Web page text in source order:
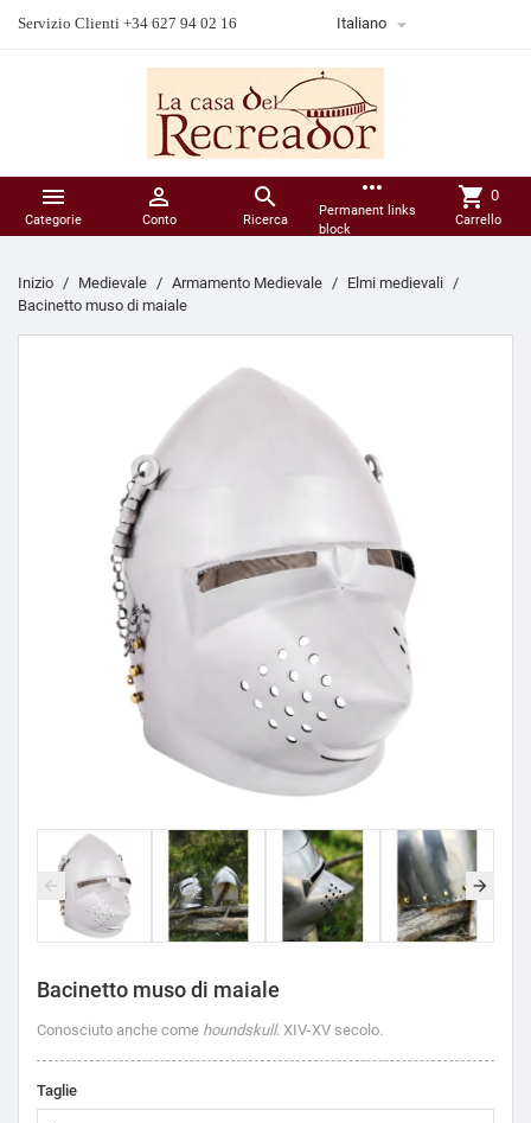
Servizio Clienti +34 627 94 02 16 Italiano 

Categorie

Conto

Ricerca
more_horiz
Permanent links
block
shopping_cart 0
Carrello
Inizio Medievale Armamento Medievale
Elmi medievali
Bacinetto muso di maiale
Bacinetto muso di maiale
Conosciuto anche come houndskull. XIV-XV secolo.
Taglie